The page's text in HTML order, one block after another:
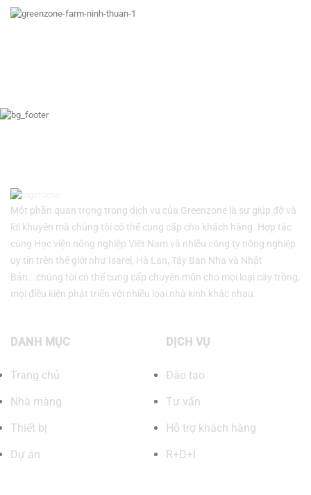
Một phần quan trọng trong dịch vụ của Greenzone là sự giúp đỡ và
lời khuyên mà chúng tôi có thể cung cấp cho khách hàng. Hợp tác
cùng Học viện nông nghiệp Việt Nam và nhiều công ty nông nghiệp
uy tín trên thế giới như Isarel, Hà Lan, Tây Ban Nha và Nhật
Bản...chúng tôi có thể cung cấp chuyên môn cho mọi loại cây trồng,
mọi điều kiện phát triển với nhiều loại nhà kính khác nhau.
DANH MỤC
Trang chủ
Nhà màng
Thiết bị
Dự án
DỊCH VỤ
Đào tạo
Tư vấn
Hỗ trợ khách hàng
R+D+I